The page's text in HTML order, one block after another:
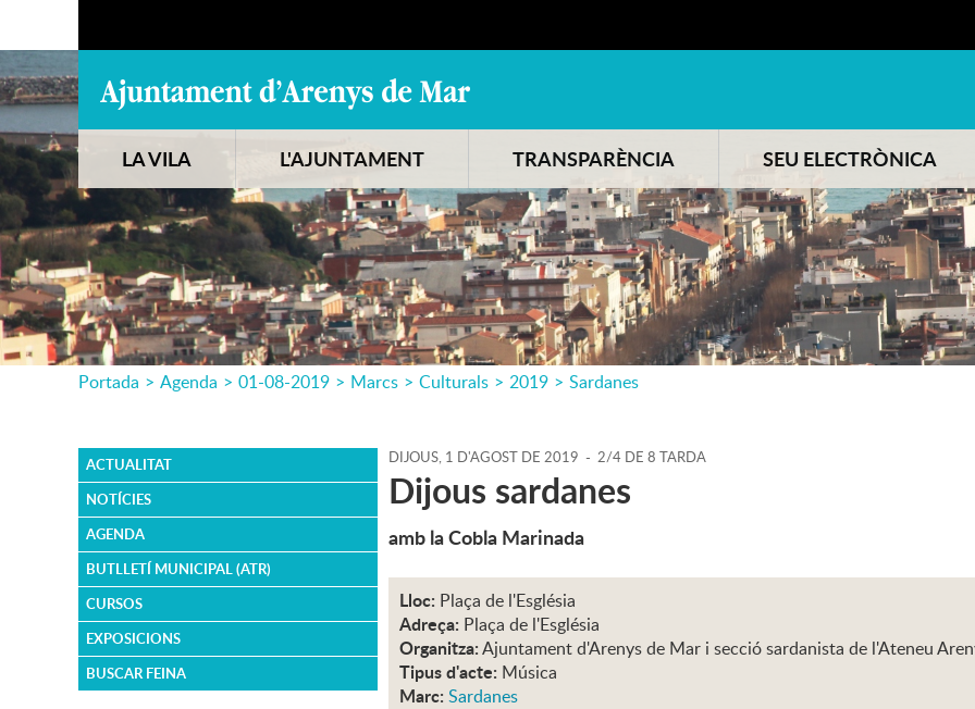
LA VILA L'AJUNTAMENT TRANSPARÈNCIA SEU ELECTRÒNICA
Portada > Agenda > 01-08-2019 > Marcs > Culturals > 2019 > Sardanes
ACTUALITAT
NOTÍCIES
AGENDA
BUTLLETÍ MUNICIPAL (ATR)
CURSOS
EXPOSICIONS
BUSCAR FEINA
DIJOUS, 1 D'AGOST DE 2019 - 2/4 DE 8 TARDA
Dijous sardanes
amb la Cobla Marinada
Lloc: Plaça de l'Església
Adreça: Plaça de l'Església
Organitza:Ajuntament d'Arenys de Mar i secció sardanista de l'Ateneu
Tipus d'acte: Música
Marc: Sardanes